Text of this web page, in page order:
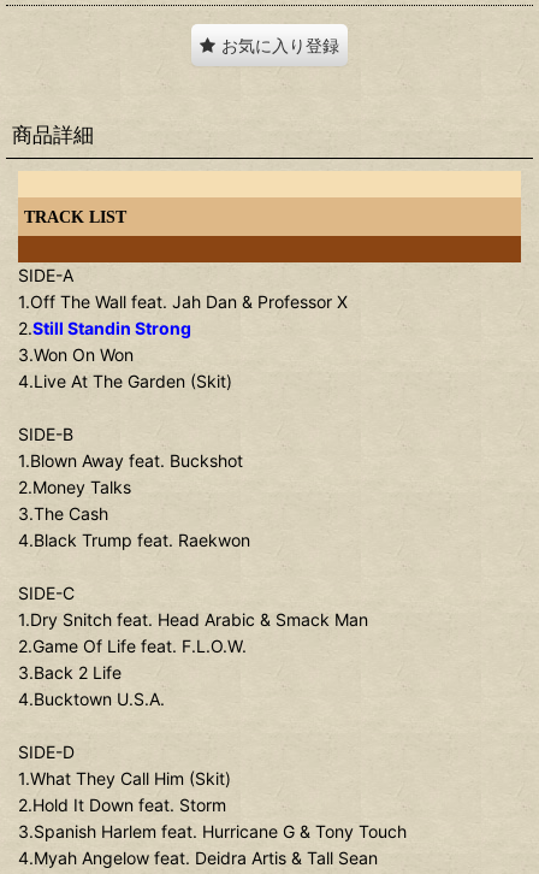
お気に入り登録
商品詳細
TRACK LIST
SIDE-A
1.Off The Wall feat. Jah Dan & Professor X
2.Still Standin Strong
3.Won On Won
4.Live At The Garden (Skit)
SIDE-B
1.Blown Away feat. Buckshot
2.Money Talks
3.The Cash
4.Black Trump feat. Raekwon
SIDE-C
1.Dry Snitch feat. Head Arabic & Smack Man
2.Game Of Life feat. F.L.O.W.
3.Back 2 Life
4.Bucktown U.S.A.
SIDE-D
1.What They Call Him (Skit)
2.Hold It Down feat. Storm
3.Spanish Harlem feat. Hurricane G & Tony Touch
4.Myah Angelow feat. Deidra Artis & Tall Sean